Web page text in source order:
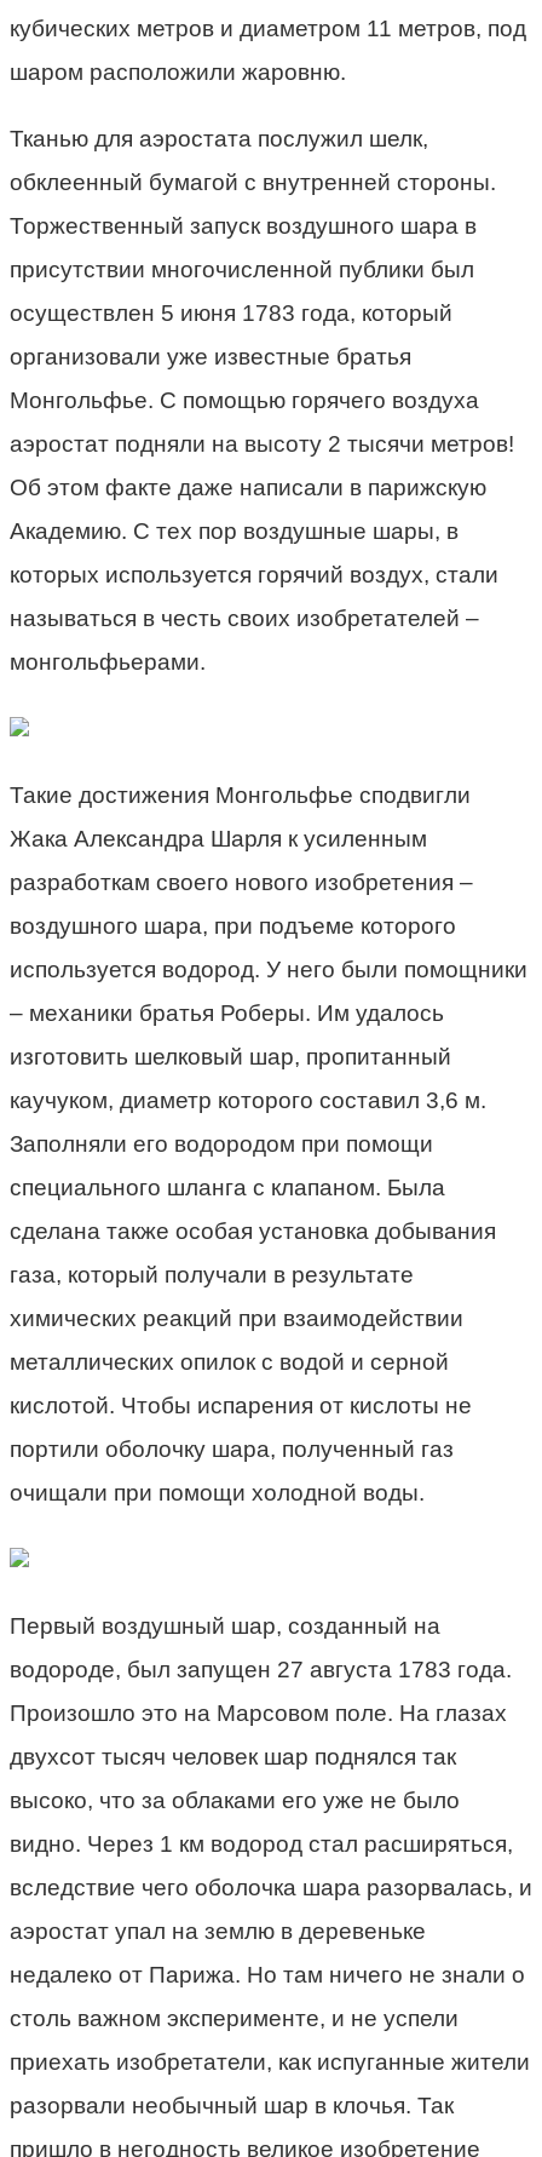
кубических метров и диаметром 11 метров, под
шаром расположили жаровню.
Тканью для аэростата послужил шелк,
обклеенный бумагой с внутренней стороны.
Торжественный запуск воздушного шара в
присутствии многочисленной публики был
осуществлен 5 июня 1783 года, который
организовали уже известные братья
Монгольфье. С помощью горячего воздуха
аэростат подняли на высоту 2 тысячи метров!
Об этом факте даже написали в парижскую
Академию. С тех пор воздушные шары, в
которых используется горячий воздух, стали
называться в честь своих изобретателей –
монгольфьерами.
Такие достижения Монгольфье сподвигли
Жака Александра Шарля к усиленным
разработкам своего нового изобретения –
воздушного шара, при подъеме которого
используется водород. У него были помощники
– механики братья Роберы. Им удалось
изготовить шелковый шар, пропитанный
каучуком, диаметр которого составил 3,6 м.
Заполняли его водородом при помощи
специального шланга с клапаном. Была
сделана также особая установка добывания
газа, который получали в результате
химических реакций при взаимодействии
металлических опилок с водой и серной
кислотой. Чтобы испарения от кислоты не
портили оболочку шара, полученный газ
очищали при помощи холодной воды.
Первый воздушный шар, созданный на
водороде, был запущен 27 августа 1783 года.
Произошло это на Марсовом поле. На глазах
двухсот тысяч человек шар поднялся так
высоко, что за облаками его уже не было
видно. Через 1 км водород стал расширяться,
вследствие чего оболочка шара разорвалась, и
аэростат упал на землю в деревеньке
недалеко от Парижа. Но там ничего не знали о
столь важном эксперименте, и не успели
приехать изобретатели, как испуганные жители
разорвали необычный шар в клочья. Так
пришло в негодность великое изобретение